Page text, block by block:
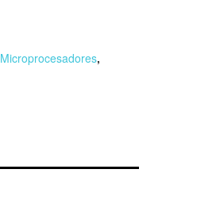
Microprocesadores,